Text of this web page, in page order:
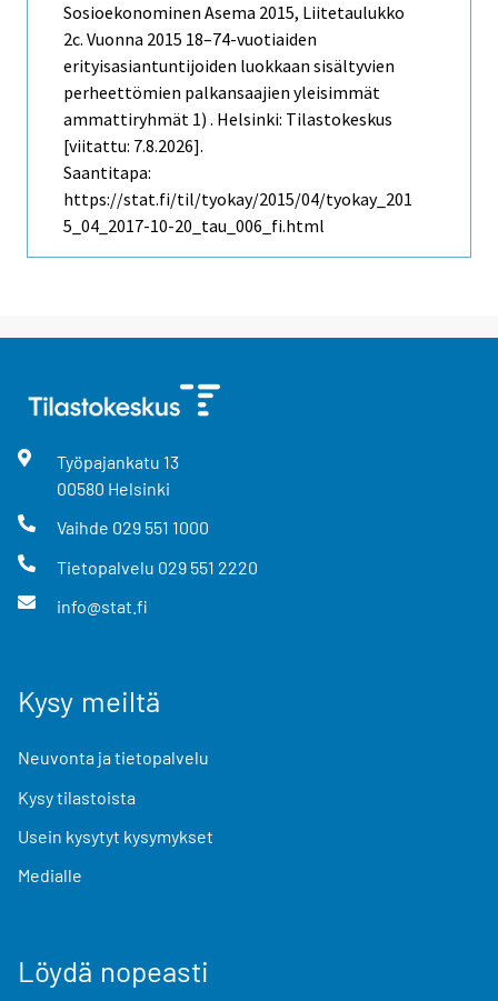
Sosioekonominen Asema 2015, Liitetaulukko
2c. Vuonna 2015 18–74-vuotiaiden
erityisasiantuntijoiden luokkaan sisältyvien
perheettömien palkansaajien yleisimmät
ammattiryhmät 1) . Helsinki: Tilastokeskus
[viitattu: 7.8.2026].
Saantitapa:
https://stat.fi/til/tyokay/2015/04/tyokay_201
5_04_2017-10-20_tau_006_fi.html
Työpajankatu 13
00580 Helsinki
Vaihde 029 551 1000
Tietopalvelu 029 551 2220
info@stat.fi
Kysy meiltä
Neuvonta ja tietopalvelu
Kysy tilastoista
Usein kysytyt kysymykset
Medialle
Löydä nopeasti